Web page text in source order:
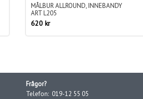
MÅLBUR ALLROUND, INNEBANDY
ART L205
620 kr
Frågor?
Telefon: 019-12 55 05